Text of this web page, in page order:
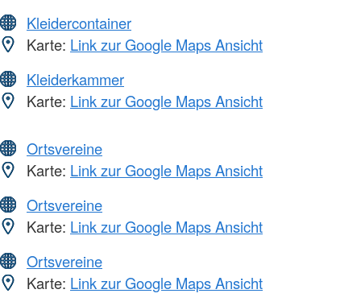
Kleidercontainer
Karte: Link zur Google Maps Ansicht
Kleiderkammer
Karte: Link zur Google Maps Ansicht
Ortsvereine
Karte: Link zur Google Maps Ansicht
Ortsvereine
Karte: Link zur Google Maps Ansicht
Ortsvereine
Karte: Link zur Google Maps Ansicht